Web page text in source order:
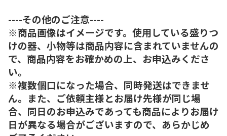
----その他のご注意----
※商品画像はイメージです。使用している盛りつ
けの器、小物等は商品内容に含まれていませんの
で、商品内容をお確かめの上、お申込みくださ
い。
※複数個口になった場合、同時発送はできませ
ん。また、ご依頼主様とお届け先様が同じ場
合、同日のお申込みであっても商品によりお届け
日が異なる場合がございますので、あらかじめ